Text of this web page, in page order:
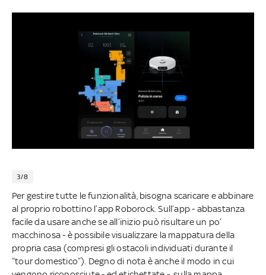
3/8
Per gestire tutte le funzionalità, bisogna scaricare e abbinare
al proprio robottino l’app Roborock. Sull’app - abbastanza
facile da usare anche se all’inizio può risultare un po’
macchinosa - è possibile visualizzare la mappatura della
propria casa (compresi gli ostacoli individuati durante il
“tour domestico”). Degno di nota è anche il modo in cui